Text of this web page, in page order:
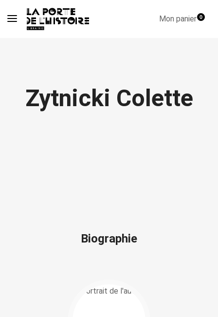
Mon panier0
Zytnicki Colette
Biographie